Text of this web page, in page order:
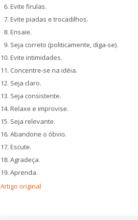
Evite firulas.
Evite piadas e trocadilhos.
Ensaie.
Seja correto (politicamente, diga-se).
Evite intimidades.
Concentre-se na idéia.
Seja claro.
Seja consistente.
Relaxe e improvise.
Seja relevante.
Abandone o óbvio.
Escute.
Agradeça.
Aprenda.
Artigo original